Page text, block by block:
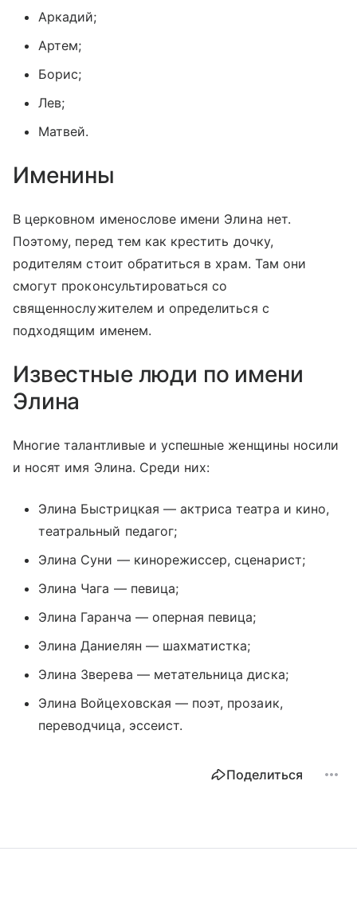
Аркадий;
Артем;
Борис;
Лев;
Матвей.
Именины
В церковном именослове имени Элина нет.
Поэтому, перед тем как крестить дочку,
родителям стоит обратиться в храм. Там они
смогут проконсультироваться со
священнослужителем и определиться с
подходящим именем.
Известные люди по имени
Элина
Многие талантливые и успешные женщины носили
и носят имя Элина. Среди них:
Элина Быстрицкая — актриса театра и кино,
театральный педагог;
Элина Суни — кинорежиссер, сценарист;
Элина Чага — певица;
Элина Гаранча — оперная певица;
Элина Даниелян — шахматистка;
Элина Зверева — метательница диска;
Элина Войцеховская — поэт, прозаик,
переводчица, эссеист.
Поделиться